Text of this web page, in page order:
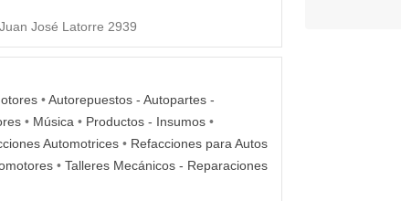
José Latorre 2939
•Autorepuestos - Autopartes -
• Música • Productos - Insumos •
Automotrices • Refacciones para Autos
• Talleres Mecánicos - Reparaciones